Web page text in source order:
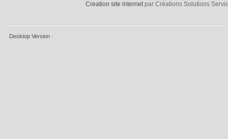
Creation site internetpar Créations Solutions
Desktop Version -